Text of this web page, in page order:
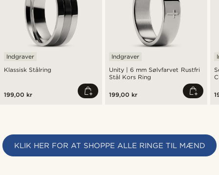
Klassisk Stålring
Indgraver
199,00 kr
Unity | 6 mm Sølvfarvet Rustfri
Stål Kors Ring
Indgraver
199,00 kr
KLIK HER FOR AT SHOPPE ALLE RINGE TIL MÆND